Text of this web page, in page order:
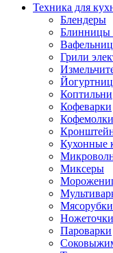
Техника для
Блендеры
Блинницы
Грили
Коптильни
Кофеварки
Кофемолки
Кухонные
Миксеры
Мясорубки
Пароварки